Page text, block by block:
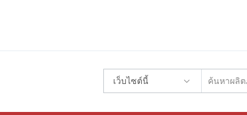
เว็บไซต์นี้